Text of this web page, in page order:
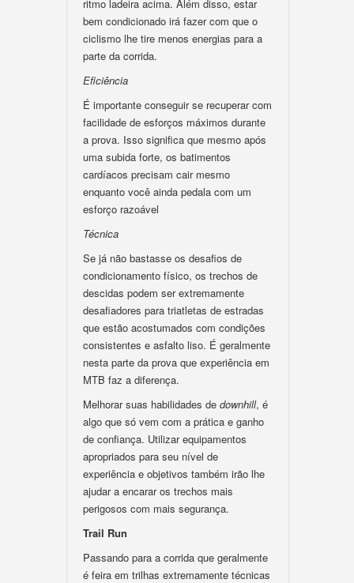
ritmo ladeira acima. Além disso, estar
bem condicionado irá fazer com que o
ciclismo lhe tire menos energias para a
parte da corrida.
Eficiência
É importante conseguir se recuperar com
facilidade de esforços máximos durante
a prova. Isso significa que mesmo após
uma subida forte, os batimentos
cardíacos precisam cair mesmo
enquanto você ainda pedala com um
esforço razoável
Técnica
Se já não bastasse os desafios de
condicionamento físico, os trechos de
descidas podem ser extremamente
desafiadores para triatletas de estradas
que estão acostumados com condições
consistentes e asfalto liso. É geralmente
nesta parte da prova que experiência em
MTB faz a diferença.
Melhorar suas habilidades de downhill, é
algo que só vem com a prática e ganho
de confiança. Utilizar equipamentos
apropriados para seu nível de
experiência e objetivos também irão lhe
ajudar a encarar os trechos mais
perigosos com mais segurança.
Trail Run
Passando para a corrida que geralmente
é feira em trilhas extremamente técnicas